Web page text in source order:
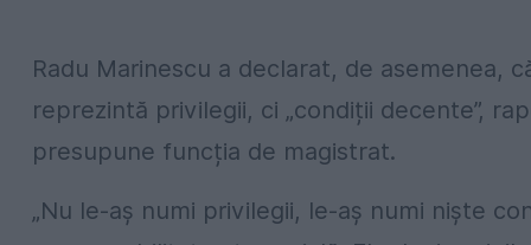
Radu Marinescu a declarat, de asemenea,
reprezintă privilegii, ci „condiții decente”,
presupune funcția de magistrat.
„Nu le-aş numi privilegii, le-aş numi nişte